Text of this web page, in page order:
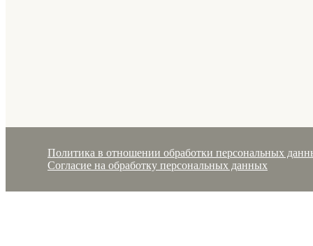
Политика в отношении обработки персональных
Согласие на обработку персональных данных